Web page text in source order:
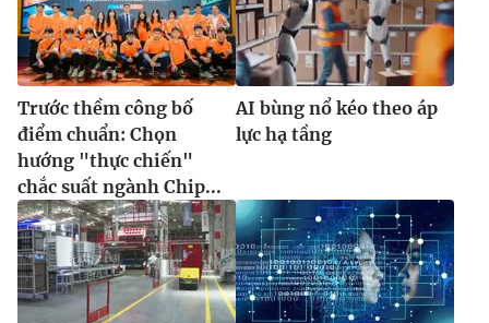
Trước thềm công bố
điểm chuẩn: Chọn
hướng "thực chiến"
chắc suất ngành Chip...
AI bùng nổ kéo theo áp
lực hạ tầng